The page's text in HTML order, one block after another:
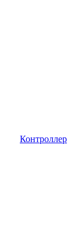
Контроллер